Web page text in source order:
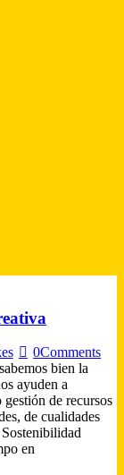
0Comments
bien la
ayuden a
de recursos
de cualidades
en